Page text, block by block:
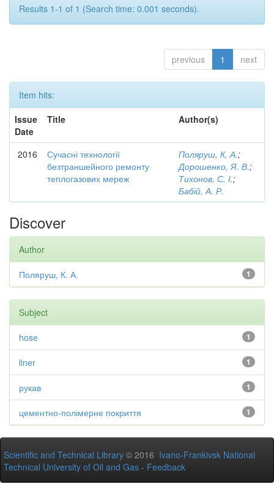
Results 1-1 of 1 (Search time: 0.001 seconds).
previous 1 next
Item hits:
Issue
Date
Title Author(s)
2016
Сучасні технології
безтраншейного ремонту
теплогазових мереж
Поляруш, К. А.;
Дорошенко, Я. В.;
Тихонов, С. І.;
Бабій, А. Р.
Discover
Author
1
Поляруш, К. А.
Subject
1
hose
1
liner
1
рукав
1
цементно-полімерне покриття
Scientific and Technical Library © 2016 Ivano-Frankivsk National
Technical University of Oil and Gas - Feedback